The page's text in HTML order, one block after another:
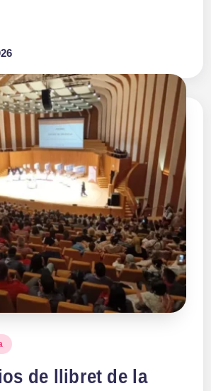
de llibret de la